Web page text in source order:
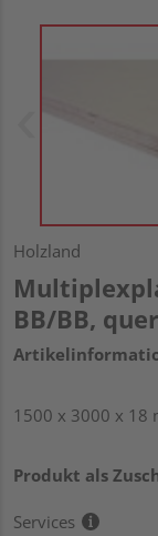
Holzland
BB/BB,
1500 x 3000 x 18
Produkt als
Services